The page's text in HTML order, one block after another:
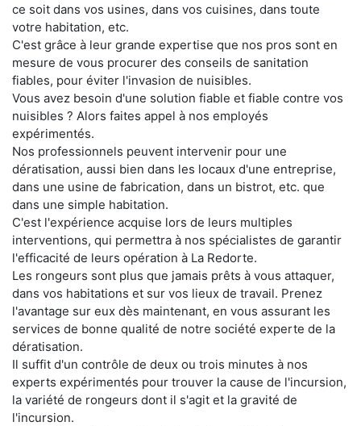
ce soit dans vos usines, dans vos cuisines, dans toute
votre habitation, etc.
C'est grâce à leur grande expertise que nos pros sont en
mesure de vous procurer des conseils de sanitation
fiables, pour éviter l'invasion de nuisibles.
Vous avez besoin d'une solution fiable et fiable contre vos
nuisibles ? Alors faites appel à nos employés
expérimentés.
Nos professionnels peuvent intervenir pour une
dératisation, aussi bien dans les locaux d'une entreprise,
dans une usine de fabrication, dans un bistrot, etc. que
dans une simple habitation.
C'est l'expérience acquise lors de leurs multiples
interventions, qui permettra à nos spécialistes de garantir
l'efficacité de leurs opération à La Redorte.
Les rongeurs sont plus que jamais prêts à vous attaquer,
dans vos habitations et sur vos lieux de travail. Prenez
l'avantage sur eux dès maintenant, en vous assurant les
services de bonne qualité de notre société experte de la
dératisation.
Il suffit d'un contrôle de deux ou trois minutes à nos
experts expérimentés pour trouver la cause de l'incursion,
la variété de rongeurs dont il s'agit et la gravité de
l'incursion.